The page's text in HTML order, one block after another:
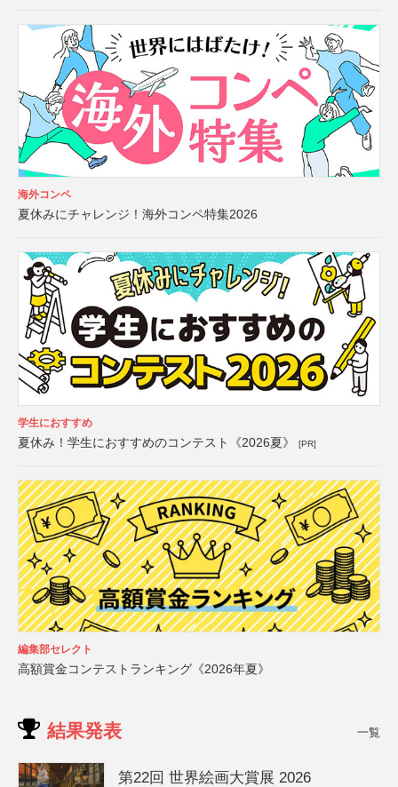
海外コンペ
夏休みにチャレンジ！海外コンペ特集2026
学生におすすめ
夏休み！学生におすすめのコンテスト《2026夏》 [PR]
編集部セレクト
高額賞金コンテストランキング《2026年夏》
結果発表 一覧
第22回 世界絵画大賞展 2026